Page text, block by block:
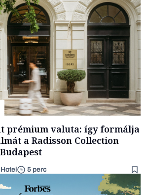
prémium valuta: így formálja
a Radisson Collection
5 perc